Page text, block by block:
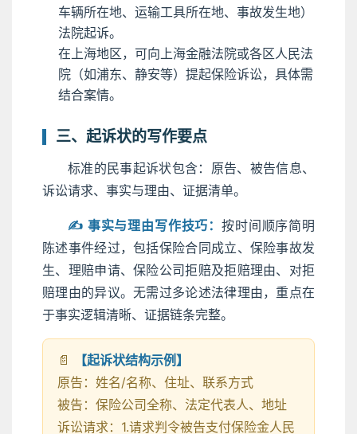
车辆所在地、运输工具所在地、事故发生地）
法院起诉。
在上海地区，可向上海金融法院或各区人民法
院（如浦东、静安等）提起保险诉讼，具体需
结合案情。
三、起诉状的写作要点
标准的民事起诉状包含：原告、被告信息、
诉讼请求、事实与理由、证据清单。
✍️ 事实与理由写作技巧： 按时间顺序简明
陈述事件经过，包括保险合同成立、保险事故发
生、理赔申请、保险公司拒赔及拒赔理由、对拒
赔理由的异议。无需过多论述法律理由，重点在
于事实逻辑清晰、证据链条完整。
📄
【起诉状结构示例】
原告：姓名/名称、住址、联系方式
被告：保险公司全称、法定代表人、地址
诉讼请求：1.请求判令被告支付保险金人民